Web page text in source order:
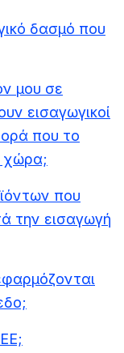
δασμό που
μου σε
εισαγωγικοί
που το
χώρα;
που
την εισαγωγή